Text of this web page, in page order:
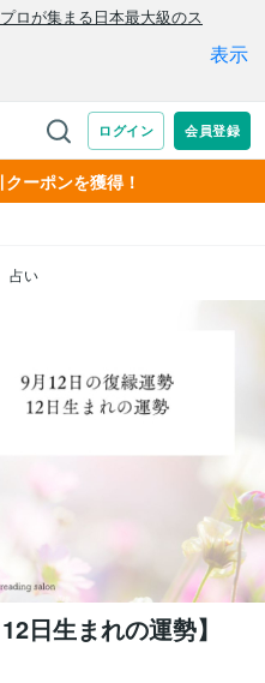
ーポンを獲得！
占い
日生まれの運勢】